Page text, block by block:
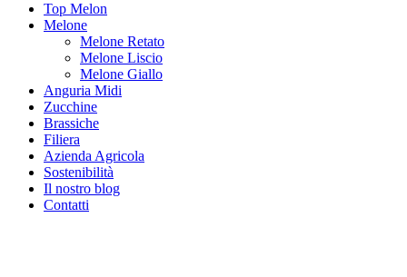
Top Melon
Melone
Melone Retato
Melone Liscio
Melone Giallo
Anguria Midi
Zucchine
Brassiche
Filiera
Azienda Agricola
Sostenibilità
Il nostro blog
Contatti